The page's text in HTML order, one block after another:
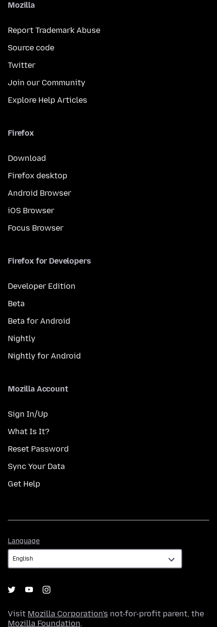
Mozilla
Report Trademark Abuse
Source code
Twitter
Join our Community
Explore Help Articles
Firefox
Download
Firefox desktop
Android Browser
iOS Browser
Focus Browser
Firefox for Developers
Developer Edition
Beta
Beta for Android
Nightly
Nightly for Android
Mozilla Account
Sign In/Up
What Is It?
Reset Password
Sync Your Data
Get Help
Language
Visit Mozilla Corporation's not-for-profit parent, the
Mozilla Foundation.